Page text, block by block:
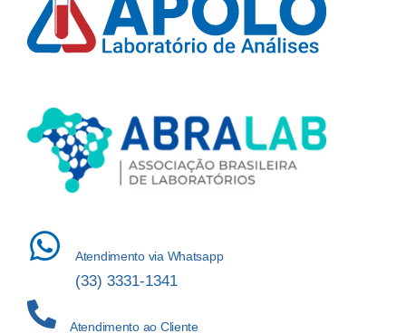
Atendimento via Whatsapp
(33) 3331-1341
Atendimento ao Cliente